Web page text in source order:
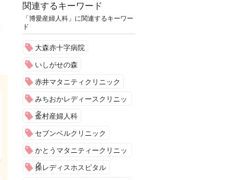
関連するキーワード
「博愛産婦人科」に関連するキーワー
ド
大森赤十字病院
いしがせの森
赤井マタニティクリニック
みちおかレディースクリニッ
ク
金村産婦人科
セブンベルクリニック
かとうマタニティークリニッ
ク
操レディスホスピタル